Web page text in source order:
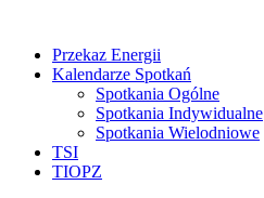
Przekaz Energii
Kalendarze Spotkań
Spotkania Ogólne
Spotkania Indywidualne
Spotkania Wielodniowe
TSI
TIOPZ